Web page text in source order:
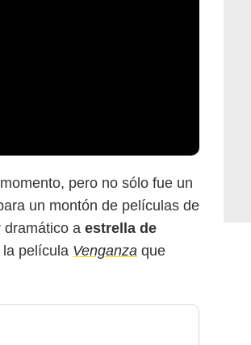
pero no sólo fue un
un montón de películas de
dramático a estrella de
la película Venganza que